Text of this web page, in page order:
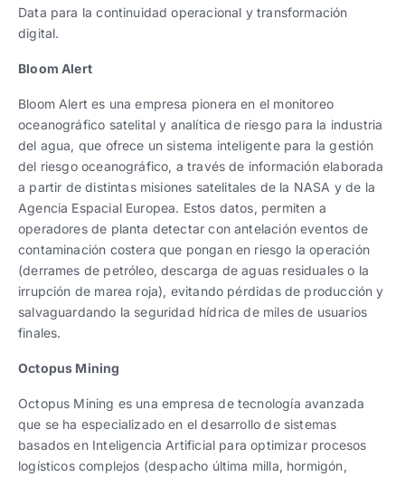
Data para la continuidad operacional y transformación
digital.
Bloom Alert
Bloom Alert es una empresa pionera en el monitoreo
oceanográfico satelital y analítica de riesgo para la industria
del agua, que ofrece un sistema inteligente para la gestión
del riesgo oceanográfico, a través de información elaborada
a partir de distintas misiones satelitales de la NASA y de la
Agencia Espacial Europea. Estos datos, permiten a
operadores de planta detectar con antelación eventos de
contaminación costera que pongan en riesgo la operación
(derrames de petróleo, descarga de aguas residuales o la
irrupción de marea roja), evitando pérdidas de producción y
salvaguardando la seguridad hídrica de miles de usuarios
finales.
Octopus Mining
Octopus Mining es una empresa de tecnología avanzada
que se ha especializado en el desarrollo de sistemas
basados en Inteligencia Artificial para optimizar procesos
logísticos complejos (despacho última milla, hormigón,